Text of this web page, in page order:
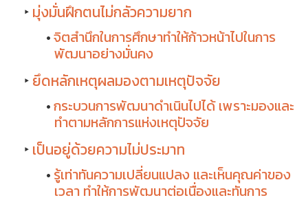
มุ่งมั่นฝึกตนไม่กลัวความยาก
จิตสำนึกในการศึกษาทำให้ก้าวหน้าไปในการ
พัฒนาอย่างมั่นคง
ยึดหลักเหตุผลมองตามเหตุปัจจัย
กระบวนการพัฒนาดำเนินไปได้ เพราะมองและ
ทำตามหลักการแห่งเหตุปัจจัย
เป็นอยู่ด้วยความไม่ประมาท
รู้เท่าทันความเปลี่ยนแปลง และเห็นคุณค่าของ
เวลา ทำให้การพัฒนาต่อเนื่องและทันการ